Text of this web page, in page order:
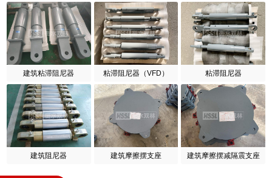
建筑粘滞阻尼器 粘滞阻尼器（VFD） 粘滞阻尼器
建筑阻尼器 建筑摩擦摆支座 建筑摩擦摆减隔震支座